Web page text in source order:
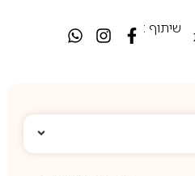
שיתוף :